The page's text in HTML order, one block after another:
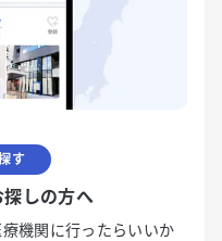
す
しの方へ
機関に行ったらいいか